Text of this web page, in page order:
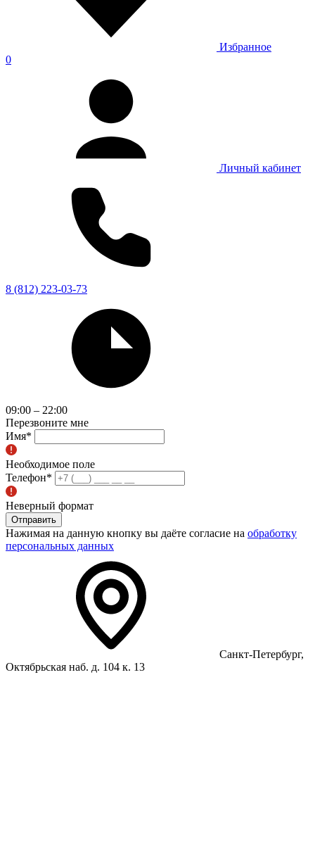
Избранное
0
Личный кабинет
8 (812) 223-03-73
09:00 – 22:00
Перезвоните мне
Имя*
Необходимое поле
Телефон*
Неверный формат
Отправить
Нажимая на данную кнопку вы даёте согласие на обработку
персональных данных
Санкт-Петербург,
Октябрьская наб. д. 104 к. 13